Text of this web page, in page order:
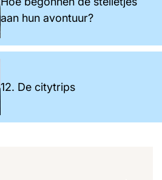
aan hun avontuur?
12. De citytrips